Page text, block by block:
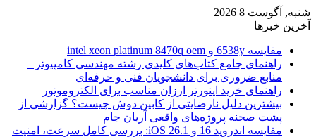
شنبه, آگوست 8 2026
آخرین خبرها
مقایسه 6538y و intel xeon platinum 8470q oem
راهنمای جامع کتاب‌های کلیدی رشته مهندسی کامپیوتر –
منابع ضروری برای دانشجویان فنی و حرفه‌ای
راهنمای خرید اینورتر ارزان مناسب برای الکتروموتور
بیشترین دلیل نارضایتی از کابین دوش چیست؟ گزارشی از
پشت صحنه پروژه‌های واقعی آریان جام
مقایسه اندروید 16 و iOS 26.1: بررسی کامل سرعت، امنیت